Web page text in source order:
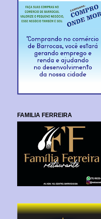
FAMILIA FERREIRA